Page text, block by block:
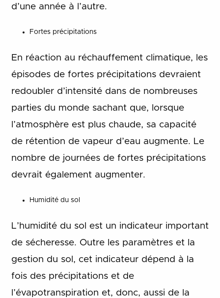
d’une année à l’autre.
Fortes précipitations
En réaction au réchauffement climatique, les
épisodes de fortes précipitations devraient
redoubler d’intensitédans de nombreuses
parties du monde sachant que, lorsque
l’atmosphère est plus chaude, sa capacité
de rétention de vapeur d’eau augmente. Le
nombre de journées de fortes précipitations
devrait également augmenter.
Humidité du sol
L’humidité du sol est un indicateur important
de sécheresse. Outre les paramètres et la
gestion du sol, cet indicateur dépend à la
fois des précipitations et de
l’évapotranspiration et, donc, aussi de la